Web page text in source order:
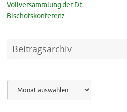
Vollversammlung der Dt.
Bischofskonferenz
Beitragsarchiv